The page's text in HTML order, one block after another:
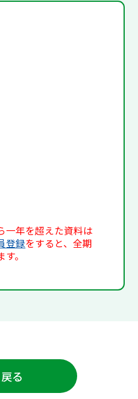
一年を超えた資料は
登録をすると、全期
。
戻る